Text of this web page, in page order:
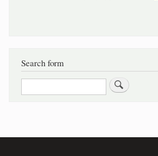
Search form
Αναζήτηση